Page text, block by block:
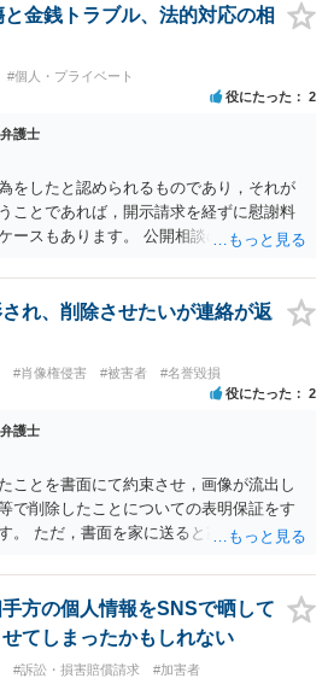
延する可能性がございます。 また、本件
の保存期間の問題もございます。 開示請
、それだけでは足りず、実務を踏まえた
す。
金銭トラブル、法的対応の相
#個人・プライベート
役にたった 2
護士
をしたと認められるものであり，それが
ことであれば，開示請求を経ずに慰謝料
ースもあります。 公開相談の場では回答
しょう。
れ、削除させたいが連絡が返
#肖像権侵害 #被害者 #名誉毀損
役にたった 2
護士
ことを書面にて約束させ，画像が流出し
で削除したことについての表明保証をす
。 ただ，書面を家に送ると家族に不貞行
うが良いかと思われます。
方の個人情報をSNSで晒して
てしまったかもしれない
#訴訟・損害賠償請求
#加害者